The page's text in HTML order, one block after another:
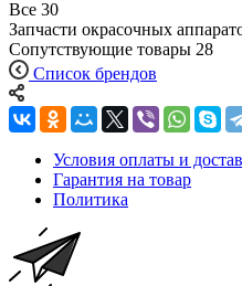
Все 30
Запчасти окрасочных
Сопутствующие товары 28
Список брендов
Условия оплаты и
Гарантия на товар
Политика